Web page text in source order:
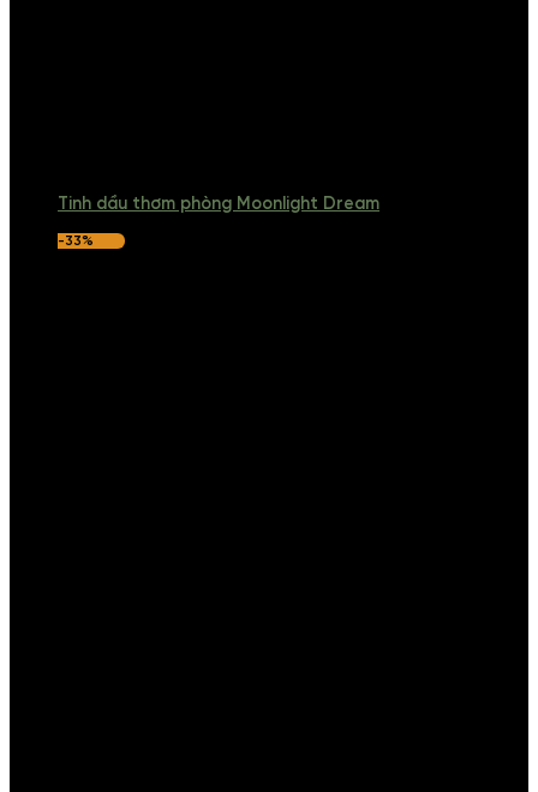
Tinh dầu thơm phòng Moonlight Dream
-33%